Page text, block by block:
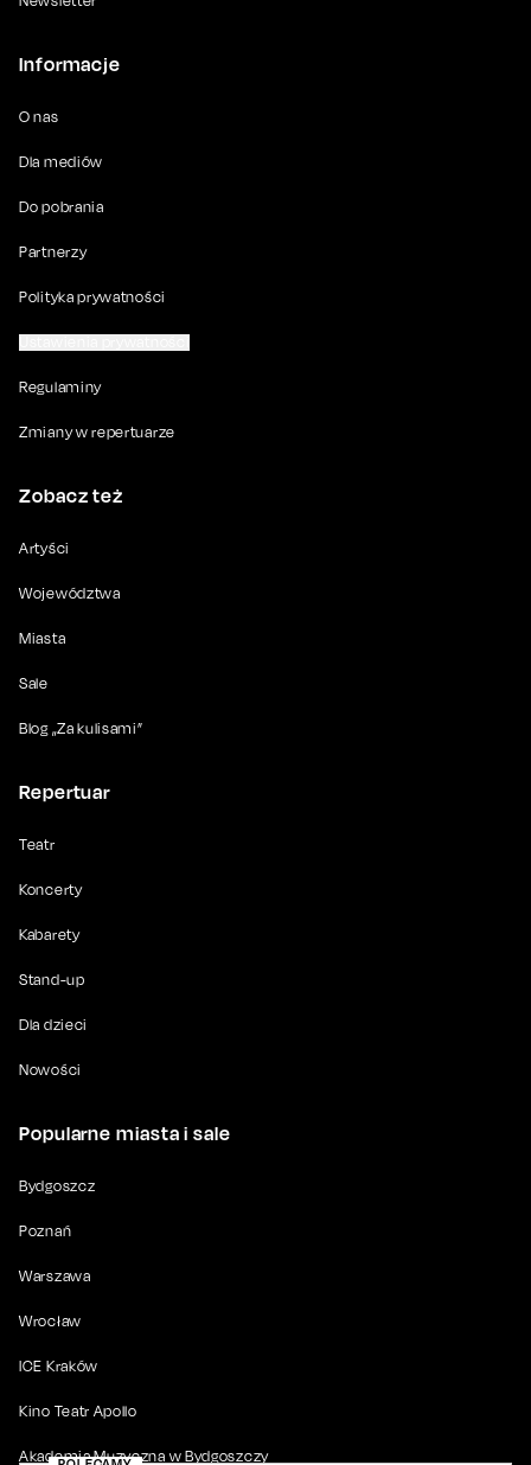
Informacje
O nas
Dla mediów
Do pobrania
Partnerzy
Polityka prywatności
Regulaminy
Zmiany w repertuarze
Zobacz też
Artyści
Województwa
Miasta
Sale
Blog „Za kulisami”
Repertuar
Teatr
Koncerty
Kabarety
Stand-up
Dla dzieci
Nowości
Popularne miasta i sale
Bydgoszcz
Poznań
Warszawa
Wrocław
ICE Kraków
Kino Teatr Apollo
Akademia Muzyczna w Bydgoszczy